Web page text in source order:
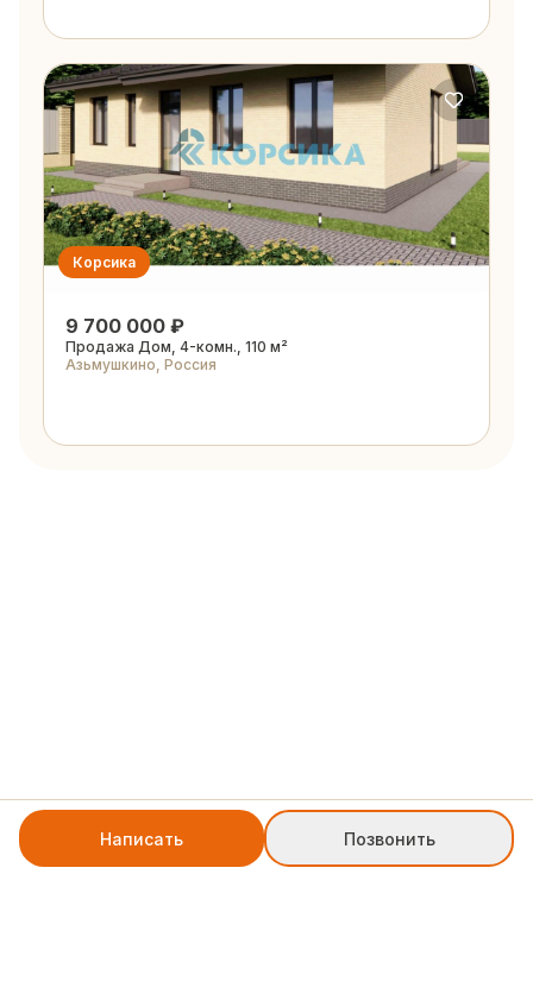
Написать Позвонить
Корсика
9 700 000 ₽
Продажа Дом, 4-комн., 110 м²
Азьмушкино, Россия